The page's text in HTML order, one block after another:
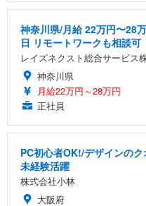
神奈川県/月給 22万円〜28
日 リモートワークも相談可
レイズネクスト総合サービス
神奈川県
月給22万円～28万円
正社員
PC初心者OK!/デザインの
未経験活躍
株式会社小林
大阪府